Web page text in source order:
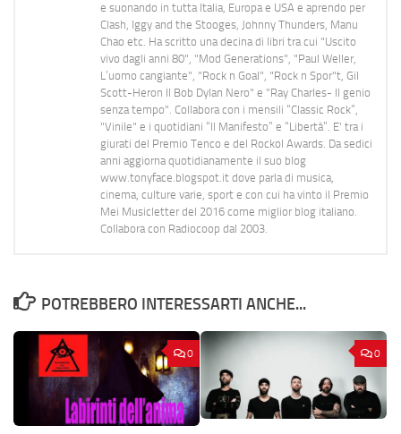
e suonando in tutta Italia, Europa e USA e aprendo per
Clash, Iggy and the Stooges, Johnny Thunders, Manu
Chao etc. Ha scritto una decina di libri tra cui "Uscito
vivo dagli anni 80", "Mod Generations", "Paul Weller,
L’uomo cangiante", "Rock n Goal", "Rock n Spor"t, Gil
Scott-Heron Il Bob Dylan Nero" e "Ray Charles- Il genio
senza tempo". Collabora con i mensili “Classic Rock”,
"Vinile" e i quotidiani “Il Manifesto” e “Libertà”. E' tra i
giurati del Premio Tenco e del Rockol Awards. Da sedici
anni aggiorna quotidianamente il suo blog
www.tonyface.blogspot.it dove parla di musica,
cinema, culture varie, sport e con cui ha vinto il Premio
Mei Musicletter del 2016 come miglior blog italiano.
Collabora con Radiocoop dal 2003.
POTREBBERO INTERESSARTI ANCHE...
0 0